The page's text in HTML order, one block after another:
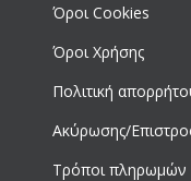
Όροι Cookies
Όροι Χρήσης
Πολιτική
Ακύρωσης/
Τρόποι πληρωμών